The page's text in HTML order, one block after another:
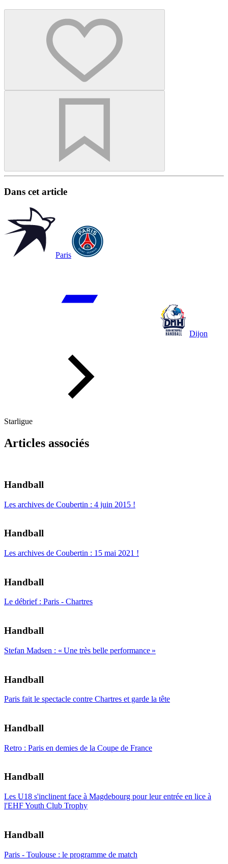
Dans cet article
Paris
Dijon
Starligue
Articles associés
Handball
Les archives de Coubertin : 4 juin 2015 !
Handball
Les archives de Coubertin : 15 mai 2021 !
Handball
Le débrief : Paris - Chartres
Handball
Stefan Madsen : « Une très belle performance »
Handball
Paris fait le spectacle contre Chartres et garde la tête
Handball
Retro : Paris en demies de la Coupe de France
Handball
Les U18 s'inclinent face à Magdebourg pour leur entrée en lice à
l'EHF Youth Club Trophy
Handball
Paris - Toulouse : le programme de match